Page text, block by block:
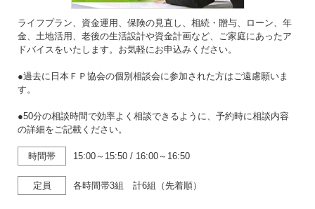
ライフプラン、資金運用、保険の見直し、相続・贈与、ローン、年
金、土地活用、老後の生活設計や資金計画など、ご家庭にあったア
ドバイスをいたします。お気軽にお申込みください。
●過去に日本ＦＰ協会の個別相談会に参加された方はご遠慮願いま
す。
●50分の相談時間で効率よく相談できるように、予約時に相談内容
の詳細をご記載ください。
時間帯 15:00～15:50 / 16:00～16:50
定員 各時間帯3組 計6組（先着順）